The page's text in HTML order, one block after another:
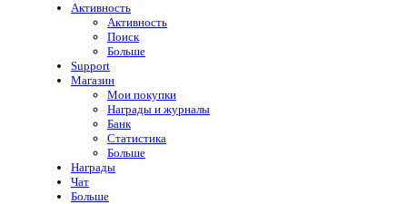
Активность
Активность
Поиск
Больше
Support
Магазин
Мои покупки
Награды и журналы
Банк
Статистика
Больше
Награды
Чат
Больше